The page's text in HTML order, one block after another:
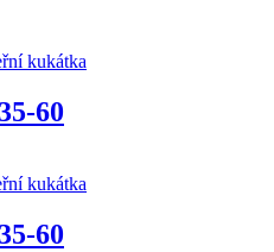
kukátka
60
kukátka
60